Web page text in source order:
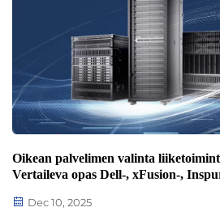
Oikean palvelimen valinta
Vertaileva opas Dell-, xFusion-,
Dec 10, 2025